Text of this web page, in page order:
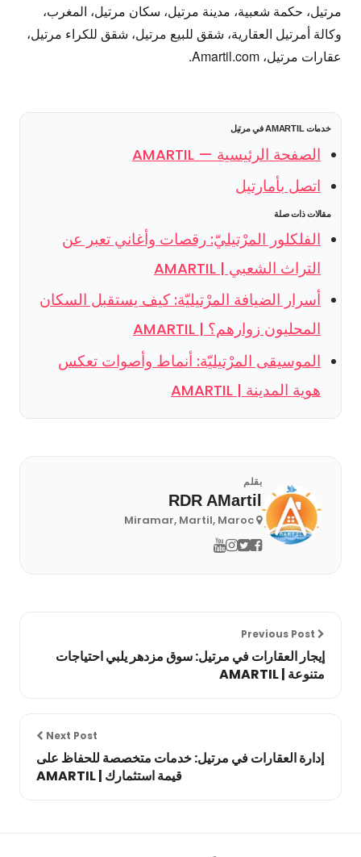
مرتيل، حكمة شعبية، مدينة مرتيل، سكان مرتيل، المغرب،
وكالة أمرتيل العقارية، شقق للبيع مرتيل، شقق للكراء مرتيل،
عقارات مرتيل، Amartil.com.
خدمات AMARTIL في مرتيل
الصفحة الرئيسية — AMARTIL
اتصل بأمارتيل
مقالات ذات صلة
الفلكلور المرْتيليّ: رقصات وأغاني تعبر عن
التراث الشعبي | AMARTIL
أسرار الضيافة المرْتيليّة: كيف يستقبل السكان
المحليون زوارهم؟ | AMARTIL
الموسيقى المرْتيليّة: أنماط وأصوات تعكس
هوية المدينة | AMARTIL
بقلم
RDR AMartil
إيجار العقارات في مرتيل: سوق مزدهر يلبي احتياجات
متنوعة | AMARTIL
Next Post
إدارة العقارات في مرتيل: خدمات متخصصة للحفاظ على
قيمة استثمارك | AMARTIL